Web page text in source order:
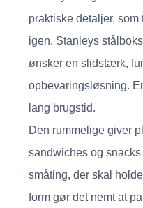
praktiske detaljer,
igen. Stanleys
ønsker en slidstærk,
opbevaringsløsning.
lang brugstid.
Den rummelige giver
sandwiches og
småting, der skal
form gør det nemt at